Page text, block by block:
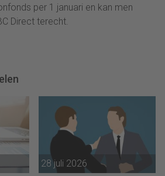
per 1 januari en kan men
Direct terecht.
28 juli 2026